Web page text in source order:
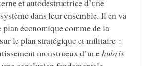
et autodestructrice d’une
dans leur ensemble. Il en va
économique comme de la
le plan stratégique et militaire :
monstrueux d’unehubris